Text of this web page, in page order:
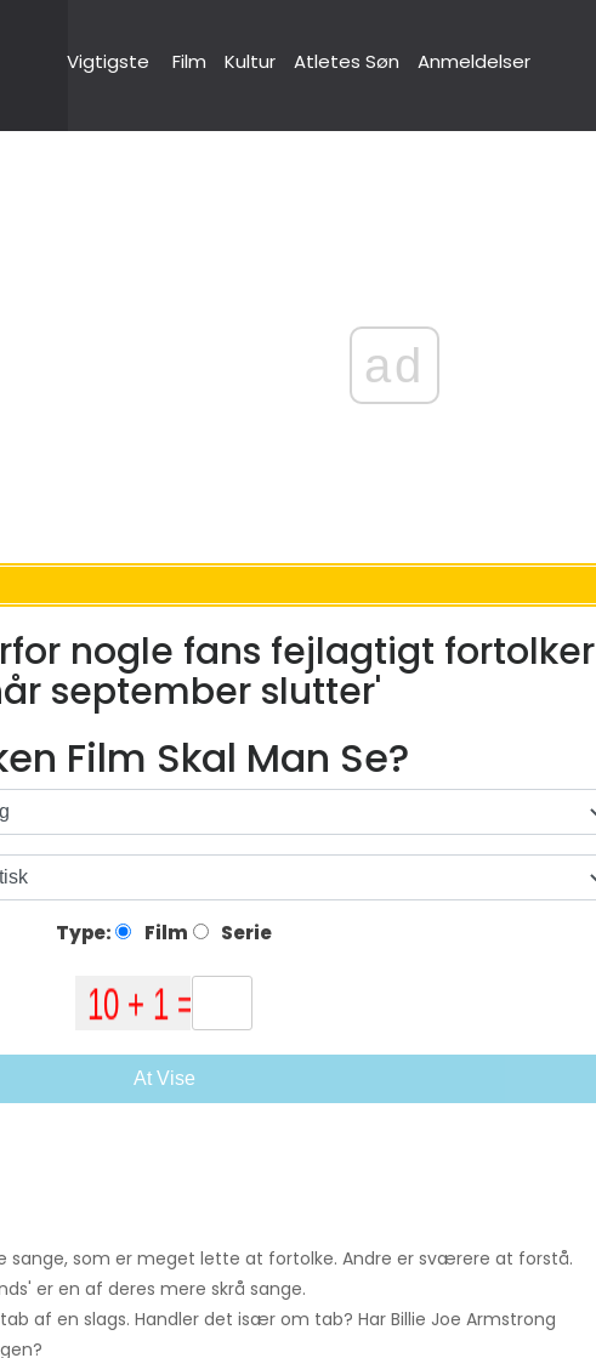
Vigtigste Film Kultur Atletes Søn Anmeldelser
ad
nogle fans fejlagtigt fortolker
september slutter'
Film Skal Man Se?
Type: Film Serie
At Vise
sange, som er meget lette at fortolke. Andre er sværere at forstå.
er en af ​​deres mere skrå sange.
af en slags. Handler det især om tab? Har Billie Joe Armstrong